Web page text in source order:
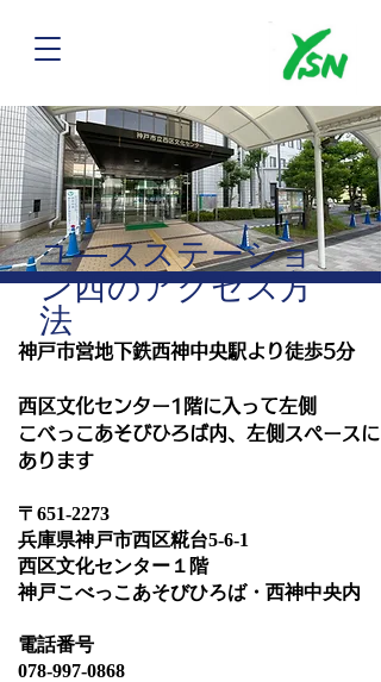
​神戸市営地下鉄西神中央駅より徒歩5分
西区文化センター1階に入って左側
こべっこあそびひろば内、左側スペースに
あります
〒651-2273
兵庫県神戸市西区糀台5-6-1
​西区文化センター１階
神戸こべっこあそびひろば・西神中央内
電話番号
​078-997-0868
​ユ―スステーショ
ン西のアクセス方
法